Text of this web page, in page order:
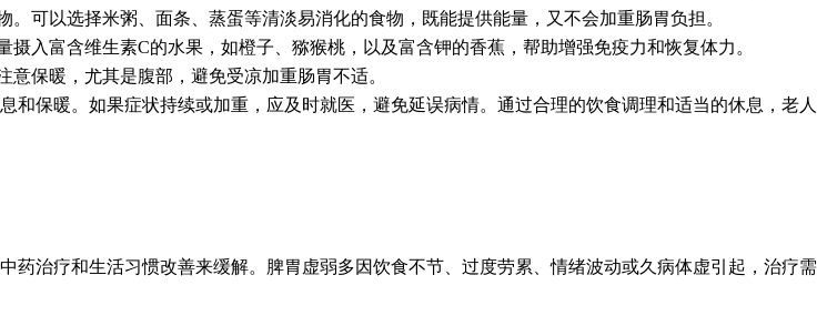
可以选择米粥、面条、蒸蛋等清淡易消化的食物，既能提供能量，又不会加重肠胃负担。
入富含维生素C的水果，如橙子、猕猴桃，以及富含钾的香蕉，帮助增强免疫力和恢复体力。
保暖，尤其是腹部，避免受凉加重肠胃不适。
保暖。如果症状持续或加重，应及时就医，避免延误病情。通过合理的饮食调理和适当的休息，老人
治疗和生活习惯改善来缓解。脾胃虚弱多因饮食不节、过度劳累、情绪波动或久病体虚引起，治疗需